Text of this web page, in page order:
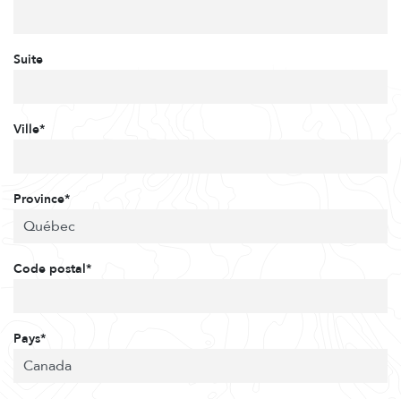
Suite
Ville*
Province*
Code postal*
Pays*